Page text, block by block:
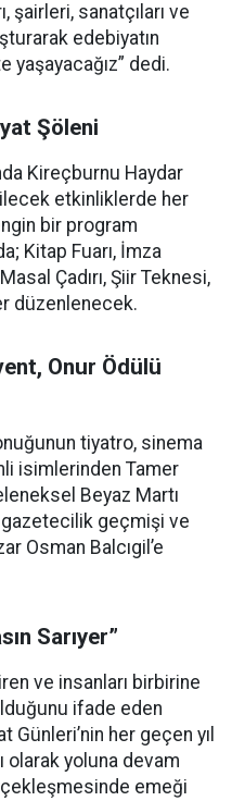
şairleri, sanatçıları ve
edebiyatın
dedi.
Şöleni
Kireçburnu Haydar
etkinliklerde her
bir program
Kitap Fuarı, İmza
Çadırı, Şiir Teknesi,
düzenlenecek.
Onur Ödülü
tiyatro, sinema
isimlerinden Tamer
Beyaz Martı
gazetecilik geçmişi ve
Osman Balcıgil’e
Sarıyer”
ve insanları birbirine
ifade eden
Günleri’nin her geçen yıl
olarak yoluna devam
emeği